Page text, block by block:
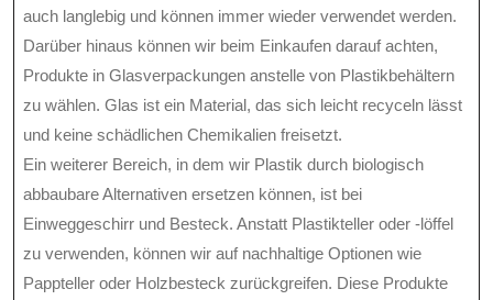
auch langlebig und können immer wieder verwendet werden.
Darüber hinaus können wir beim Einkaufen darauf achten,
Produkte in Glasverpackungen anstelle von Plastikbehältern
zu wählen. Glas ist ein Material, das sich leicht recyceln lässt
und keine schädlichen Chemikalien freisetzt.
Ein weiterer Bereich, in dem wir Plastik durch biologisch
abbaubare Alternativen ersetzen können, ist bei
Einweggeschirr und Besteck. Anstatt Plastikteller oder -löffel
zu verwenden, können wir auf nachhaltige Optionen wie
Pappteller oder Holzbesteck zurückgreifen. Diese Produkte